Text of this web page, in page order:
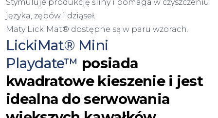
Stymuluje produkcję śliny i pomaga w czyszczeniu
języka, zębów i dziąseł.
Maty LickiMat® dostępne są w paru wzorach.
LickiMat® Mini
Playdate™ posiada
kwadratowe kieszenie i jest
idealna do serwowania